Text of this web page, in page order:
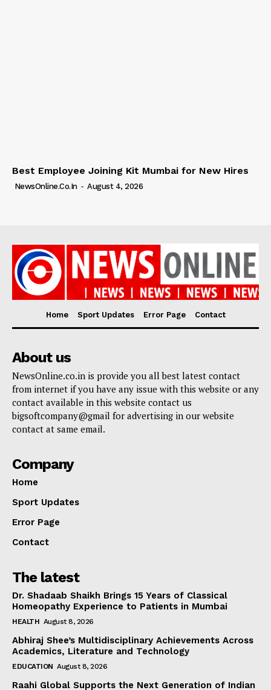
Best Employee Joining Kit Mumbai for New Hires
NewsOnline.co.in - August 4, 2026
Home Sport Updates Error Page Contact
About us
NewsOnline.co.in is provide you all best latest contact
from internet if you have any issue with this website or any
contact available in this website contact us
bigsoftcompany@gmail for advertising in our website
contact at same email.
Company
Home
Sport Updates
Error Page
Contact
The latest
Dr. Shadaab Shaikh Brings 15 Years of Classical
Homeopathy Experience to Patients in Mumbai
HEALTH August 8, 2026
Abhiraj Shee’s Multidisciplinary Achievements Across
Academics, Literature and Technology
EDUCATION August 8, 2026
Raahi Global Supports the Next Generation of Indian